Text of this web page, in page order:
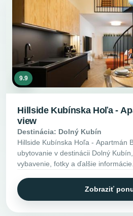
9.9
Hillside Kubínska Hoľa -
view
Destinácia: Dolný Kubín
Hillside Kubínska Hoľa - Apartmán
ubytovanie v destinácii Dolný
vybavenie, fotky a ďalšie informácie.
Zobraziť